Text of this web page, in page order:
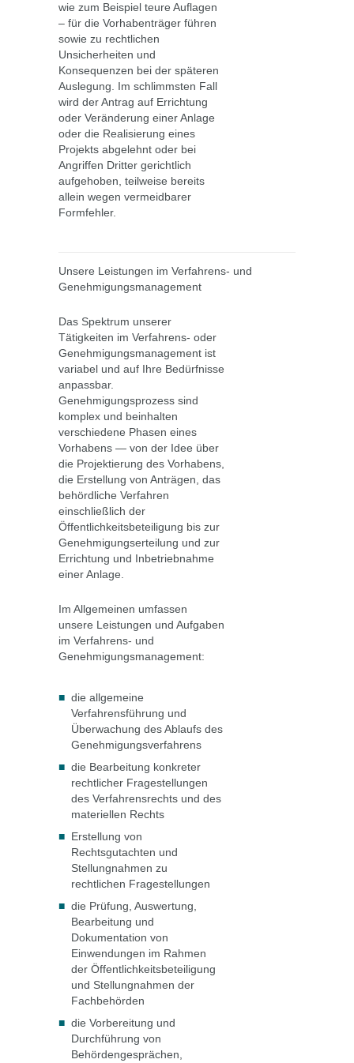
wie zum Beispiel teure Auflagen
– für die Vorhabenträger führen
sowie zu rechtlichen
Unsicherheiten und
Konsequenzen bei der späteren
Auslegung. Im schlimmsten Fall
wird der Antrag auf Errichtung
oder Veränderung einer Anlage
oder die Realisierung eines
Projekts abgelehnt oder bei
Angriffen Dritter gerichtlich
aufgehoben, teilweise bereits
allein wegen vermeidbarer
Formfehler.
Unsere Leistungen im Verfahrens- und
Genehmigungsmanagement
Das Spektrum unserer
Tätigkeiten im Verfahrens- oder
Genehmigungsmanagement ist
variabel und auf Ihre Bedürfnisse
anpassbar.
Genehmigungsprozess sind
komplex und beinhalten
verschiedene Phasen eines
Vorhabens — von der Idee über
die Projektierung des Vorhabens,
die Erstellung von Anträgen, das
behördliche Verfahren
einschließlich der
Öffentlichkeitsbeteiligung bis zur
Genehmigungserteilung und zur
Errichtung und Inbetriebnahme
einer Anlage.
Im Allgemeinen umfassen
unsere Leistungen und Aufgaben
im Verfahrens- und
Genehmigungsmanagement:
die allgemeine
Verfahrensführung und
Überwachung des Ablaufs des
Genehmigungsverfahrens
die Bearbeitung konkreter
rechtlicher Fragestellungen
des Verfahrensrechts und des
materiellen Rechts
Erstellung von
Rechtsgutachten und
Stellungnahmen zu
rechtlichen Fragestellungen
die Prüfung, Auswertung,
Bearbeitung und
Dokumentation von
Einwendungen im Rahmen
der Öffentlichkeitsbeteiligung
und Stellungnahmen der
Fachbehörden
die Vorbereitung und
Durchführung von
Behördengesprächen,